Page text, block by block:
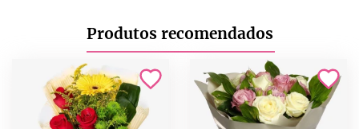
Produtos recomendados